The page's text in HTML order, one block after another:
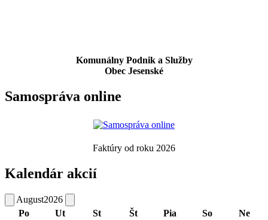
Komunálny Podnik a Služby
Obec Jesenské
Samospráva online
Faktúry od roku 2026
Kalendár akcií
August2026
Po
Ut St Št Pia So
Ne